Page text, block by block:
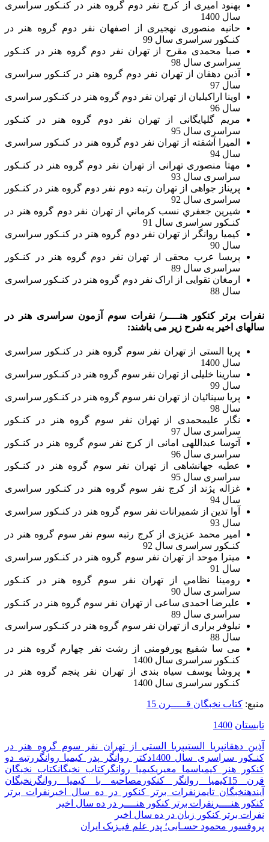
بهنود امیری از کرج نفر دوم گروه هنر در کنـکور سراسری
سال 1400
حانیه منصوری نهجیری از اصفهان نفر دوم گروه هنر در
کنـکور سراسری سال 99
صبا محمدی مقرح از تهران نفر دوم گروه هنر در کنـکور
سراسری سال 98
آذین دهقان از تهران نفر دوم گروه هنر در کنـکور سراسری
سال 97
اوینا اراکیلیان از تهران نفر دوم گروه هنر در کنـکور سراسری
سال 96
مریم گلپایگانی از تهران نفر دوم گروه هنر در کنـکور
سراسری سال 95
المیرا آشفته از تهران نفر دوم گروه هنر در کنـکور سراسری
سال 94
مهتا منصوری تهرانی از تهران نفر دوم گروه هنر در کنـکور
سراسری سال 93
پریناز جواهی از تهران رتبه دوم نفر دوم گروه هنر در کنـکور
سراسری سال 92
شيرين جعفري نسب كرماني از تهران نفر دوم گروه هنر در
کنـکور سراسری سال 91
كيميا روانگر از تهران نفر دوم گروه هنر در کنـکور سراسری
سال 90
پریسا عرب محقی از تهران نفر دوم گروه هنر در کنـکور
سراسری سال 89
ارمغان تقوایی از اراک نفر دوم گروه هنر در کنـکور سراسری
سال 88
نفرات برتر کنکور هنــــر/ نفرات سوم آزمون سراسری هنر در
سالهای اخیر به شرح زیر می باشند:
پریا الستی از تهران نفر سوم گروه هنر در کنـکور سراسری
سال 1400
سارینا خلیلی از تهران نفر سوم گروه هنر در کنـکور سراسری
سال 99
پریا سینائیان از تهران نفر سوم گروه هنر در کنـکور سراسری
سال 98
نگار علیمحمدی از تهران نفر سوم گروه هنر در کنـکور
سراسری سال 97
آتوسا عبداللهی امانی از کرج نفر سوم گروه هنر در کنـکور
سراسری سال 96
عطیه جهانشاهی از تهران نفر سوم گروه هنر در کنـکور
سراسری سال 95
غزاله پژند از کرج نفر سوم گروه هنر در کنـکور سراسری
سال 94
آوا تدین از شمیرانات نفر سوم گروه هنر در کنـکور سراسری
سال 93
امیر محمد عزیزی از کرج رتبه سوم نفر سوم گروه هنر در
کنـکور سراسری سال 92
ميترا موحد از تهران نفر سوم گروه هنر در کنـکور سراسری
سال 91
رومينا نظامي از تهران نفر سوم گروه هنر در کنـکور
سراسری سال 90
علیرضا احمدی ساعی از تهران نفر سوم گروه هنر در کنـکور
سراسری سال 89
نیلوفر براری از تهران نفر سوم گروه هنر در کنـکور سراسری
سال 88
می سا شفیع پورفومنی از رشت نفر چهارم گروه هنر در
کنـکور سراسری سال 1400
پروشا یوسف سیاه بندی از تهران نفر پنجم گروه هنر در
کنـکور سراسری سال 1400
منبع: کتاب نخبگان قـــــرن 15
تابستان 1400
آذین دهقانپریا الستیپریا الستی از تهران نفر سوم گروه هنر در
کنـکور سراسری سال 1400
دکتر روانگر پدر کیمیا روانگر رتبه دو
کنکور هنر کیمیاسما معیریكيميا روانگر کتاب نخبگانکتاب نخبگان
قرن 15
کیمیا روانگر کنکور مصاحبه با کیمیا روانگر نخبگان
آیندهنخبگان تایمز نفرات برتر کنکور در ده سال اخیر نفرات برتر
کنکور هنــــر نفرات برتر کنکور هنــــر در ده سال اخیر
راهبری
نوشته
نفرات برتر کنکور زبان در ده سال اخیر
پروفسور محمود حسـابی؛ پدر علم فیـزیک ایران